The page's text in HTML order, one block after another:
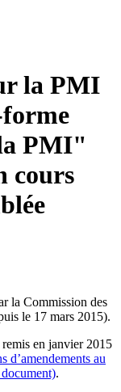
la PMI
PMI"
cours
la Commission des
le 17 mars 2015).
en janvier 2015
d’amendements au
.